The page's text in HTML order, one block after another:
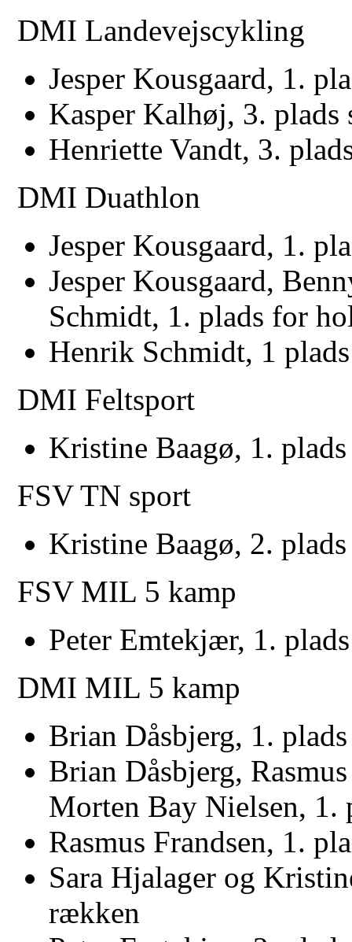
DMI Landevejscykling
Jesper Kousgaard, 1.
Kasper Kalhøj, 3. plads
Henriette Vandt, 3.
DMI Duathlon
Jesper Kousgaard, 1.
Jesper Kousgaard,
Schmidt, 1. plads for
Henrik Schmidt, 1
DMI Feltsport
Kristine Baagø, 1.
FSV TN sport
Kristine Baagø, 2.
FSV MIL 5 kamp
Peter Emtekjær, 1.
DMI MIL 5 kamp
Brian Dåsbjerg, 1.
Brian Dåsbjerg,
Morten Bay Nielsen, 1.
Rasmus Frandsen, 1.
Sara Hjalager og
rækken